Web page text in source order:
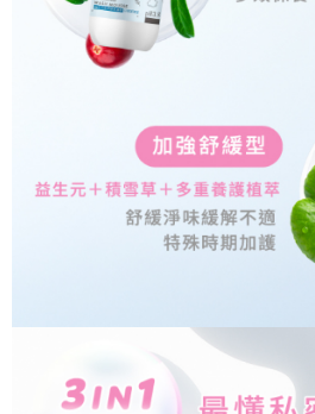
每筆NT$90，滿NT$1,000(含以上)免運費